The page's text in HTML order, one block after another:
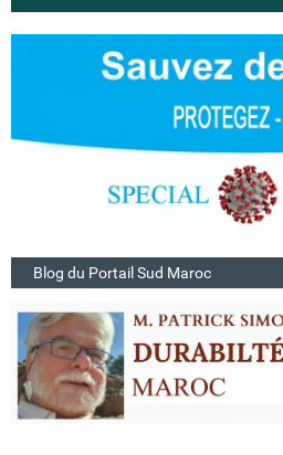
Blog du Portail Sud Maroc